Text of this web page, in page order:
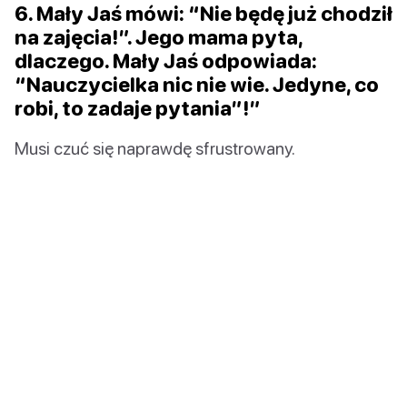
6. Mały Jaś mówi: “Nie będę już chodził
na zajęcia!”. Jego mama pyta,
dlaczego. Mały Jaś odpowiada:
“Nauczycielka nic nie wie. Jedyne, co
robi, to zadaje pytania”!”
Musi czuć się naprawdę sfrustrowany.